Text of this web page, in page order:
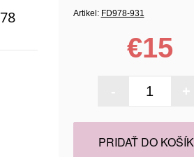
Artikel: FD978-931
€15
PRIDAŤ DO